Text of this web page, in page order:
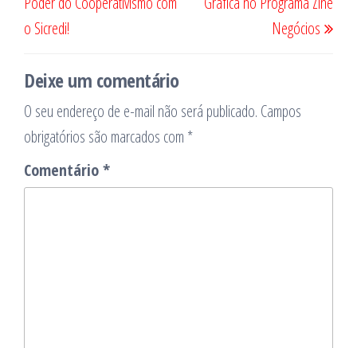
Post
o Sicredi!
Negócios
Deixe um comentário
O seu endereço de e-mail não será publicado. Campos
obrigatórios são marcados com *
Comentário*